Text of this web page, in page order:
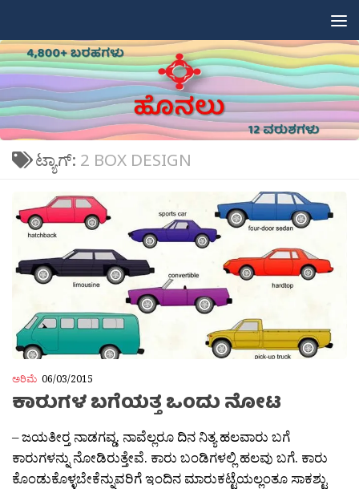
ಟ್ಯಾಗ್: 2 BOX DESIGN
ಅರಿಮೆ 06/03/2015
ಕಾರುಗಳ ಬಗೆಯತ್ತ ಒಂದು ನೋಟ
– ಜಯತೀರ‍್ತ ನಾಡಗವ್ಡ. ನಾವೆಲ್ಲರೂ ದಿನ ನಿತ್ಯ ಹಲವಾರು ಬಗೆ
ಕಾರುಗಳನ್ನು ನೋಡಿರುತ್ತೇವೆ. ಕಾರು ಬಂಡಿಗಳಲ್ಲಿ ಹಲವು ಬಗೆ. ಕಾರು
ಕೊಂಡುಕೊಳ್ಳಬೇಕೆನ್ನುವರಿಗೆ ಇಂದಿನ ಮಾರುಕಟ್ಟೆಯಲ್ಲಂತೂ ಸಾಕಶ್ಟು